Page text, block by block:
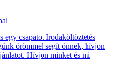
egy csapatot Irodaköltöztetés
örömmel segít önnek, hívjon
Hívjon minket és mi